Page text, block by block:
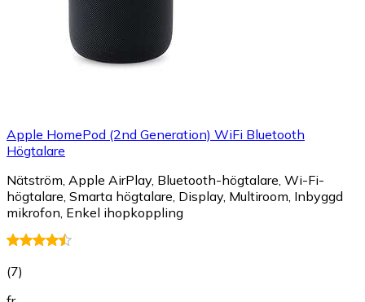
Apple HomePod (2nd Generation) WiFi Bluetooth
Högtalare
Nätström, Apple AirPlay, Bluetooth-högtalare, Wi-Fi-
högtalare, Smarta högtalare, Display, Multiroom, Inbyggd
mikrofon, Enkel ihopkoppling
(7)